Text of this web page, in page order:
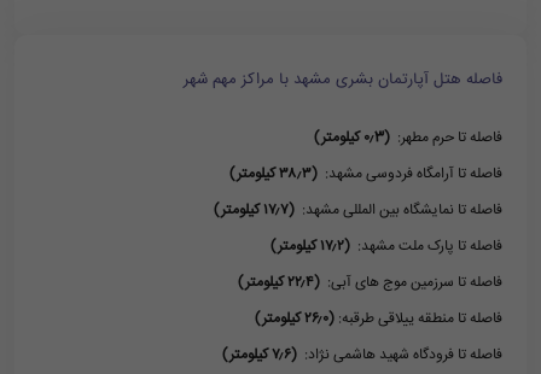
فاصله هتل آپارتمان بشری مشهد با مراکز مهم شهر
فاصله تا حرم مطهر: (۰٫3 کیلومتر)
فاصله تا آرامگاه فردوسی مشهد: (۳۸٫۳ کیلومتر)
فاصله تا نمایشگاه بین المللی مشهد: (۱۷٫۷ کیلومتر)
فاصله تا پارک ملت مشهد: (۱۷٫۲ کیلومتر)
فاصله تا سرزمین موج های آبی: (۲۲٫۴ کیلومتر)
فاصله تا منطقه ییلاقی طرقبه: (۲۶٫۰ کیلومتر)
فاصله تا فرودگاه شهید هاشمی نژاد: (۷٫۶ کیلومتر)